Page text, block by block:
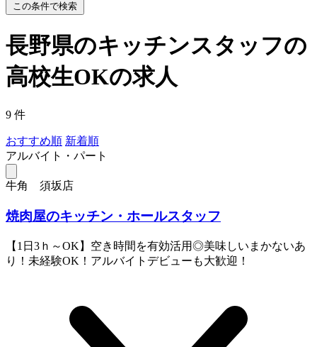
この条件で検索
長野県のキッチンスタッフの
高校生OKの求人
9 件
おすすめ順 新着順
アルバイト・パート
牛角 須坂店
焼肉屋のキッチン・ホールスタッフ
【1日3ｈ～OK】空き時間を有効活用◎美味しいまかないあ
り！未経験OK！アルバイトデビューも大歓迎！